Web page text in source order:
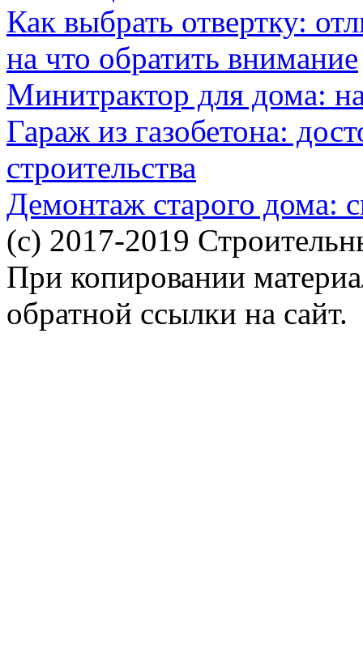
Как выбрать отвертку:
на что обратить внимание
Минитрактор для дома:
Гараж из газобетона:
строительства
Демонтаж старого дома:
(c) 2017-2019
При копировании
обратной ссылки на сайт.